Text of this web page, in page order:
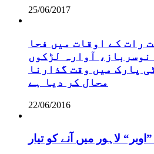
25/06/2017
رات کے اوقات میں فحا
آوارہ لڑکوں
پارک میں وقت گذارنا
محال کر دیا ہے
22/06/2016
لاہور میں آنے کو تیار